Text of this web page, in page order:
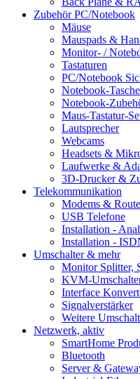
Zubehör PC/Notebook
Mäuse
Mauspads &
Monitor- /
Tastaturen
PC/Notebook
Notebook-
Notebook-
Maus-Tastatur-
Lautsprecher
Webcams
Headsets &
Laufwerke &
3D-Drucker &
Telekommunikation
Modems &
USB Telefone
Installation -
Installation -
Umschalter & mehr
Monitor Splitter,
KVM-
Interface
Signalverstärker
Weitere
Netzwerk, aktiv
SmartHome
Bluetooth
Server &